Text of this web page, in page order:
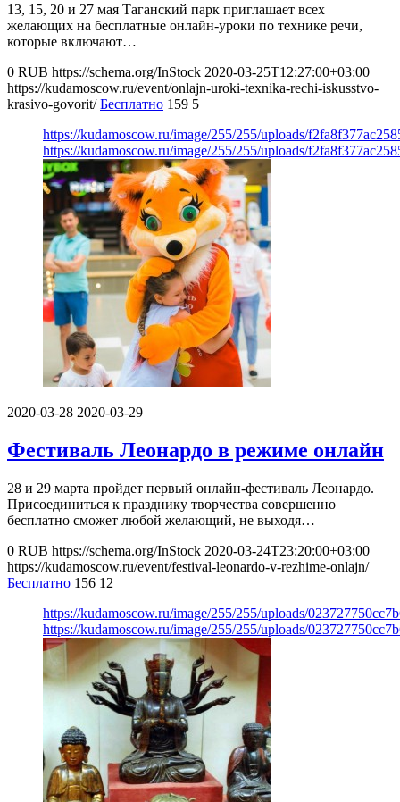
13, 15, 20 и 27 мая Таганский парк приглашает всех
желающих на бесплатные онлайн-уроки по технике речи,
которые включают…
0 RUB https://schema.org/InStock 2020-03-25T12:27:00+03:00
https://kudamoscow.ru/event/onlajn-uroki-texnika-rechi-iskusstvo-
krasivo-govorit/ Бесплатно 159 5
https://kudamoscow.ru/image/255/255/uploads/
https://kudamoscow.ru/image/255/255/uploads/
2020-03-28 2020-03-29
Фестиваль Леонардо в режиме онлайн
28 и 29 марта пройдет первый онлайн-фестиваль Леонардо.
Присоединиться к празднику творчества совершенно
бесплатно сможет любой желающий, не выходя…
0 RUB https://schema.org/InStock 2020-03-24T23:20:00+03:00
https://kudamoscow.ru/event/festival-leonardo-v-rezhime-onlajn/
Бесплатно 156 12
https://kudamoscow.ru/image/255/255/uploads/
https://kudamoscow.ru/image/255/255/uploads/